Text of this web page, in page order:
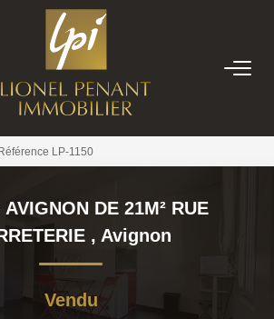
VENTES
PRESTIGE
BIENS VENDUS
NOTRE EQUIPE
Référence LP-1150
AVIGNON DE 21M² RUE
, Avignon
Vendu